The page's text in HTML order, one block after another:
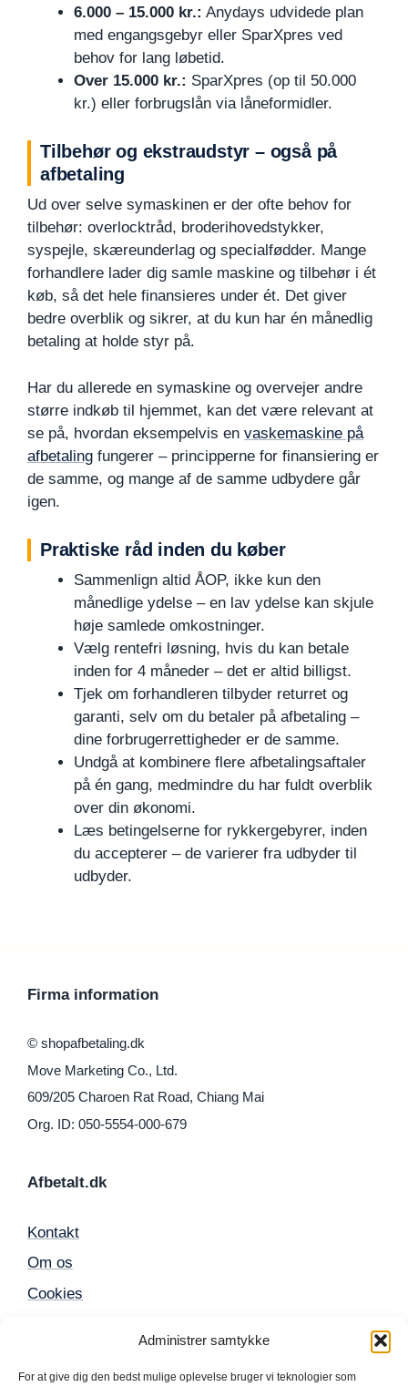
Administrer samtykke
For at give dig den bedst mulige oplevelse bruger vi teknologier som
6.000 – 15.000 kr.: Anydays udvidede plan
med engangsgebyr eller SparXpres ved
behov for lang løbetid.
Over 15.000 kr.: SparXpres (op til 50.000
kr.) eller forbrugslån via låneformidler.
Tilbehør og ekstraudstyr – også på
afbetaling
Ud over selve symaskinen er der ofte behov for
tilbehør: overlocktråd, broderihovedstykker,
syspejle, skæreunderlag og specialfødder. Mange
forhandlere lader dig samle maskine og tilbehør i ét
køb, så det hele finansieres under ét. Det giver
bedre overblik og sikrer, at du kun har én månedlig
betaling at holde styr på.
Har du allerede en symaskine og overvejer andre
større indkøb til hjemmet, kan det være relevant at
se på, hvordan eksempelvis en vaskemaskine på
afbetaling fungerer – principperne for finansiering er
de samme, og mange af de samme udbydere går
igen.
Praktiske råd inden du køber
Sammenlign altid ÅOP, ikke kun den
månedlige ydelse – en lav ydelse kan skjule
høje samlede omkostninger.
Vælg rentefri løsning, hvis du kan betale
inden for 4 måneder – det er altid billigst.
Tjek om forhandleren tilbyder returret og
garanti, selv om du betaler på afbetaling –
dine forbrugerrettigheder er de samme.
Undgå at kombinere flere afbetalingsaftaler
på én gang, medmindre du har fuldt overblik
over din økonomi.
Læs betingelserne for rykkergebyrer, inden
du accepterer – de varierer fra udbyder til
udbyder.
Firma information
© shopafbetaling.dk
Move Marketing Co., Ltd.
609/205 Charoen Rat Road, Chiang Mai
Org. ID: 050-5554-000-679
Afbetalt.dk
Kontakt
Om os
Cookies
Populære produkter